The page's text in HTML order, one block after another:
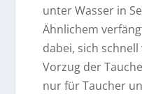
unter Wasser in
Ähnlichem
dabei, sich
Vorzug der
nur für Taucher